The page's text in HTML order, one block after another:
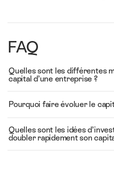
FAQ
Quelles sont les différentes
capital d’une entreprise ?
Pourquoi faire évoluer le
Quelles sont les idées
doubler rapidement son